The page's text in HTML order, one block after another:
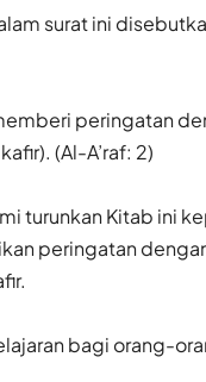
surat ini
peringatan
(Al-A’raf: 2)
turunkan Kitab ini
peringatan
bagi orang-